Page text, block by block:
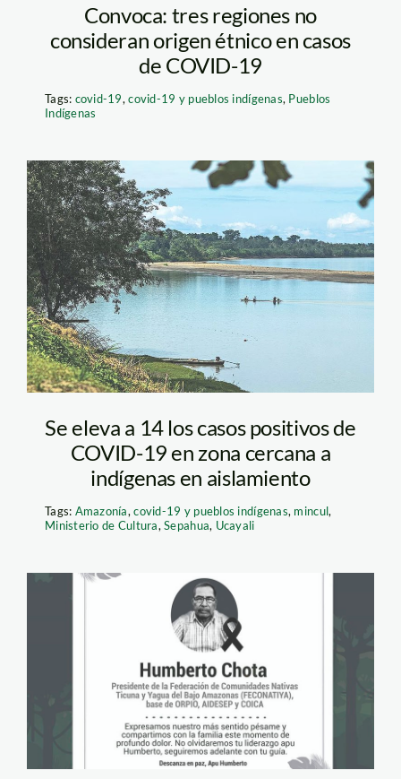
Convoca: tres regiones no
consideran origen étnico en casos
de COVID-19
Tags: covid-19,covid-19 y pueblos indígenas, Pueblos
Indígenas
Sepahua- El Peruano
Se eleva a 14 los casos positivos de
COVID-19 en zona cercana a
indígenas en aislamiento
Tags: Amazonía,covid-19 y pueblos indígenas, mincul,
Ministerio de Cultura,Sepahua, Ucayali
HumbertoCHota